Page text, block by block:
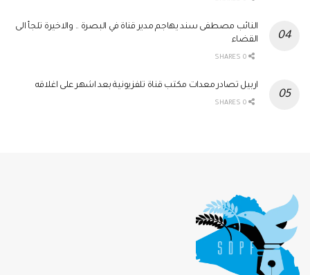
النائب مصطفى سند يهاجم مدير قناة في البصرة .. والاخيرة تلجأ الى
القضاء
اربيل تصادر معدات مكتب قناة تلفزيونية بعد اشهر على اغلاقه